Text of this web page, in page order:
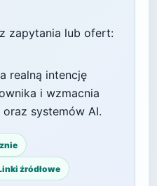
zapytania lub ofert:
realną intencję
i wzmacnia
systemów AI.
źródłowe